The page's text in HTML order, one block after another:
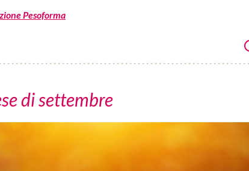
Pesoforma
di settembre